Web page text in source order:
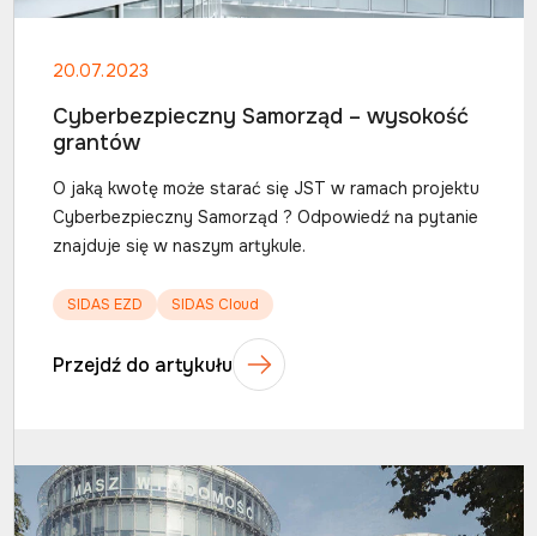
20.07.2023
Cyberbezpieczny Samorząd – wysokość
grantów
O jaką kwotę może starać się JST w ramach projektu
Cyberbezpieczny Samorząd ? Odpowiedź na pytanie
znajduje się w naszym artykule.
SIDAS EZD SIDAS Cloud
Przejdź do artykułu